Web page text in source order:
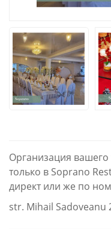
Организация
только в Soprano
директ или же по
str. Mihail Sadoveanu